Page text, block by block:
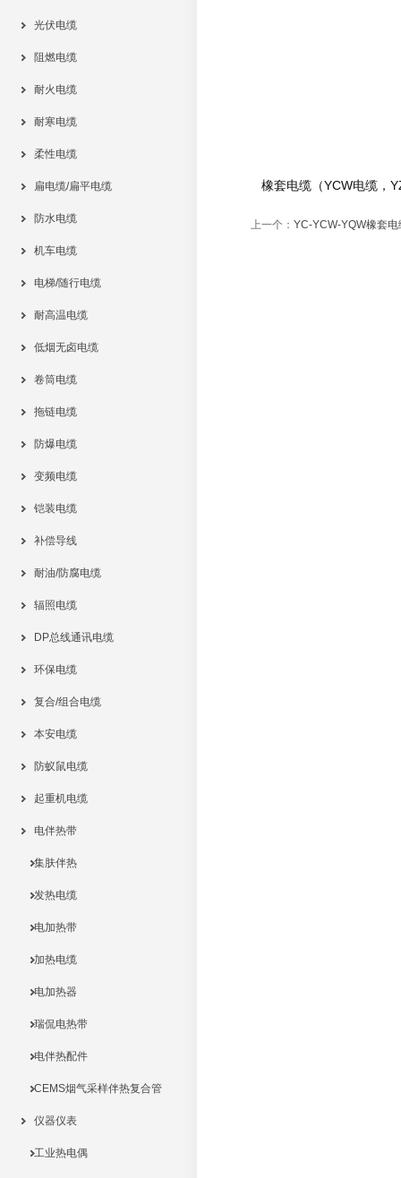
光伏电缆
阻燃电缆
耐火电缆
耐寒电缆
柔性电缆
扁电缆/扁平电缆
防水电缆
机车电缆
电梯/随行电缆
耐高温电缆
低烟无卤电缆
卷筒电缆
拖链电缆
防爆电缆
变频电缆
铠装电缆
补偿导线
耐油/防腐电缆
辐照电缆
DP总线通讯电缆
环保电缆
复合/组合电缆
本安电缆
防蚁鼠电缆
起重机电缆
电伴热带
集肤伴热
发热电缆
电加热带
加热电缆
电加热器
瑞侃电热带
电伴热配件
CEMS烟气采样伴热复合管
仪器仪表
工业热电偶
橡套电缆（YCW电缆，
上一个： YC-YCW-YQW橡套电